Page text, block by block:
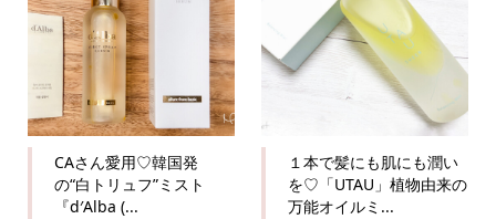
CAさん愛用♡韓国発
の“白トリュフ”ミスト
『d′Alba (...
１本で髪にも肌にも潤い
を♡「UTAU」植物由来の
万能オイルミ...